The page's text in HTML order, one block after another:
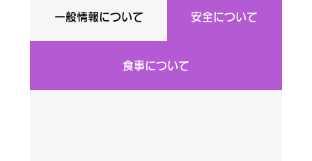
一般情報について 安全について
食事について